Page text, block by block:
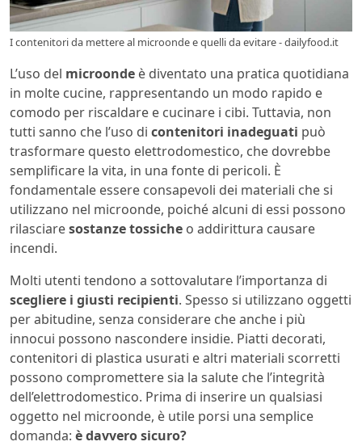
I contenitori da mettere al microonde e quelli da evitare - dailyfood.it
L’uso del microonde è diventato una pratica quotidiana
in molte cucine, rappresentando un modo rapido e
comodo per riscaldare e cucinare i cibi. Tuttavia, non
tutti sanno che l’uso di contenitori inadeguati può
trasformare questo elettrodomestico, che dovrebbe
semplificare la vita, in una fonte di pericoli. È
fondamentale essere consapevoli dei materiali che si
utilizzano nel microonde, poiché alcuni di essi possono
rilasciaresostanze tossiche o addirittura causare
incendi.
Molti utenti tendono a sottovalutare l’importanza di
scegliere i giusti recipienti. Spesso si utilizzano oggetti
per abitudine, senza considerare che anche i più
innocui possono nascondere insidie. Piatti decorati,
contenitori di plastica usurati e altri materiali scorretti
possono compromettere sia la salute che l’integrità
dell’elettrodomestico. Prima di inserire un qualsiasi
oggetto nel microonde, è utile porsi una semplice
domanda: è davvero sicuro?